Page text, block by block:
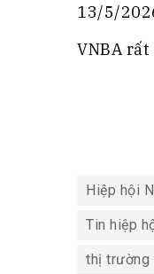
13/5/
VNBA
Hiệp hội
Tin hiệp
thị trường